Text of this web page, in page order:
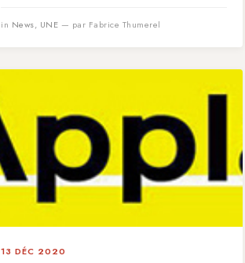
in News, UNE — par Fabrice Thumerel
13 DÉC 2020